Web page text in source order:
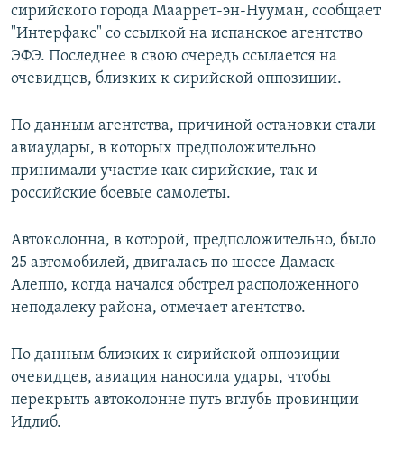
сирийского города Мааррет-эн-Нууман, сообщает
"Интерфакс" со ссылкой на испанское агентство
ЭФЭ. Последнее в свою очередь ссылается на
очевидцев, близких к сирийской оппозиции.
По данным агентства, причиной остановки стали
авиаудары, в которых предположительно
принимали участие как сирийские, так и
российские боевые самолеты.
Автоколонна, в которой, предположительно, было
25 автомобилей, двигалась по шоссе Дамаск-
Алеппо, когда начался обстрел расположенного
неподалеку района, отмечает агентство.
По данным близких к сирийской оппозиции
очевидцев, авиация наносила удары, чтобы
перекрыть автоколонне путь вглубь провинции
Идлиб.